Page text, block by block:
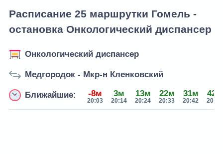
Расписание 25 маршрутки Гомель -
остановка Онкологический диспансер
Онкологический диспансер
Медгородок - Мкр-н Кленковский
Ближайшие: -8м
20:03
3м
20:14
13м
20:24
22м
20:33
31м
20:42
42м
20:53